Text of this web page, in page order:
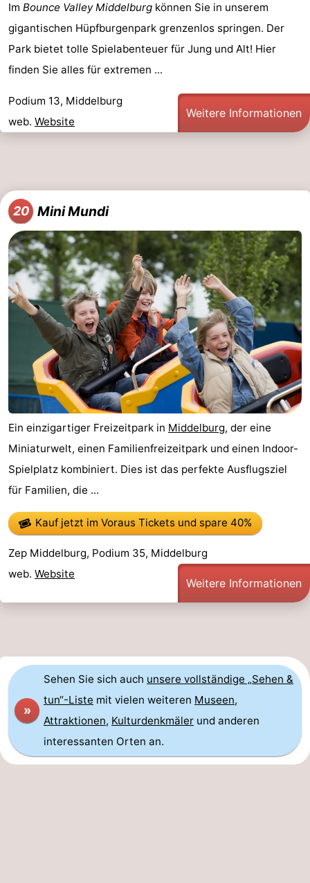
Im Bounce Valley Middelburg können Sie in unserem
gigantischen Hüpfburgenpark grenzenlos springen. Der
Park bietet tolle Spielabenteuer für Jung und Alt! Hier
finden Sie alles für extremen ...
Podium 13, Middelburg
web. Website
Weitere Informationen
20 Mini Mundi
Ein einzigartiger Freizeitpark in Middelburg, der eine
Miniaturwelt, einen Familienfreizeitpark und einen Indoor-
Spielplatz kombiniert. Dies ist das perfekte Ausflugsziel
für Familien, die ...
Kauf jetzt im Voraus Tickets und spare 40%
Zep Middelburg, Podium 35, Middelburg
web. Website
Weitere Informationen
»
Sehen Sie sich auch unsere vollständige „Sehen &
tun“-Liste mit vielen weiteren Museen,
Attraktionen, Kulturdenkmäler und anderen
interessanten Orten an.